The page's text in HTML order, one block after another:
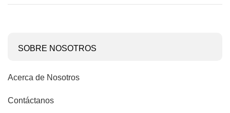
SOBRE NOSOTROS
Acerca de Nosotros
Contáctanos